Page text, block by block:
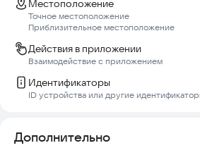
Местоположение
Точное местоположение
Приблизительное местоположение
Действия в приложении
Взаимодействие с приложением
Идентификаторы
ID устройства или другие
Дополнительно